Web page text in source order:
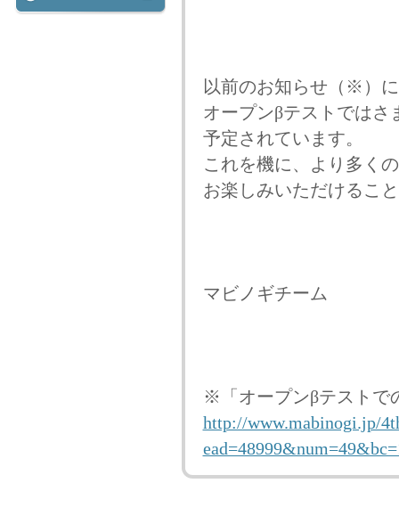
以前のお知らせ（※）
オープンβテストではさ
予定されています。
これを機に、より多く
お楽しみいただけるこ
マビノギチーム
※「オープンβテストで
http://www.mabinogi.jp/